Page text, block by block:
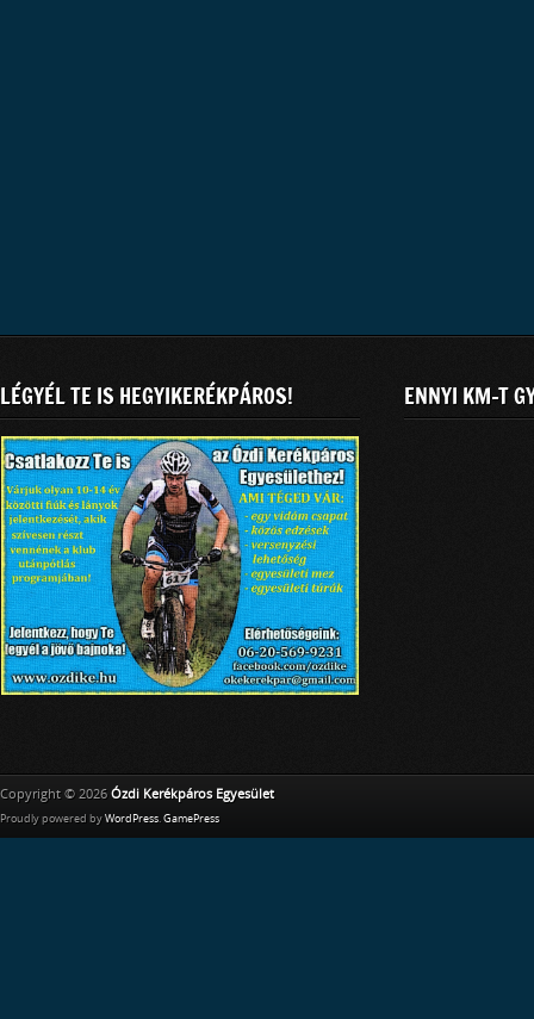
LÉGYÉL TE IS HEGYIKERÉKPÁROS! ENNYI KM-T
Copyright © 2026 Ózdi Kerékpáros Egyesület
Proudly powered by WordPress. GamePress